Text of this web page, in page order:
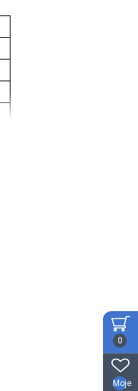
0
Moje